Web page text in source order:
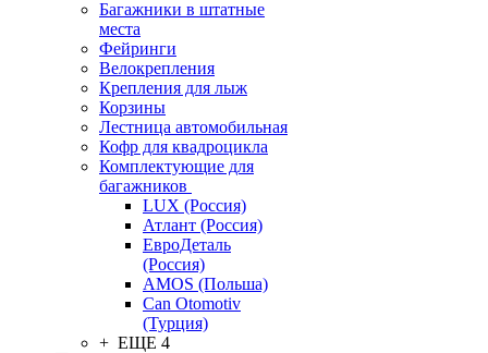
Багажники в штатные
места
Фейринги
Велокрепления
Крепления для лыж
Корзины
Лестница автомобильная
Кофр для квадроцикла
Комплектующие для
багажников
LUX (Россия)
Атлант (Россия)
ЕвроДеталь
(Россия)
AMOS (Польша)
Can Otomotiv
(Турция)
+ ЕЩЕ 4